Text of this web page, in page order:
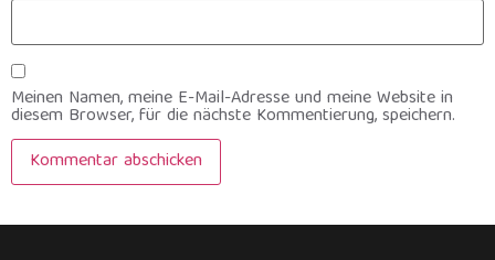
Meinen Namen, meine E-Mail-Adresse und meine Website in
diesem Browser, für die nächste Kommentierung, speichern.